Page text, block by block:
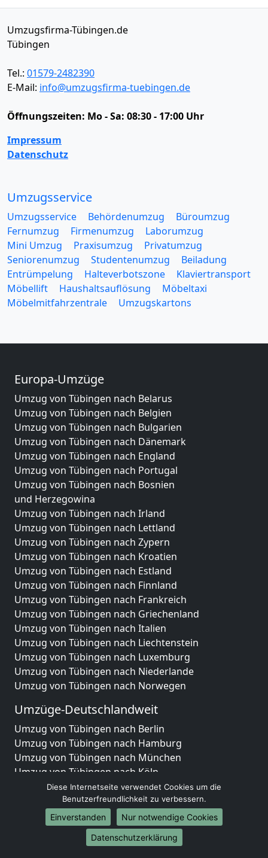
Umzugsfirma-Tübingen.de
Tübingen
Tel.: 01579-2482390
E-Mail: info@umzugsfirma-tuebingen.de
Öffnungszeiten: Mo - Sa: 08:30 - 17:00 Uhr
Impressum
Datenschutz
Umzugsservice
Umzugsservice Behördenumzug
Büroumzug
Fernumzug
Firmenumzug
Laborumzug
Mini Umzug
Praxisumzug
Privatumzug
Seniorenumzug
Studentenumzug
Beiladung
Entrümpelung
Halteverbotszone
Klaviertransport
Möbellift
Haushaltsauflösung
Möbeltaxi
Möbelmitfahrzentrale
Umzugskartons
Europa-Umzüge
Umzug von Tübingen nach Belarus
Umzug von Tübingen nach Belgien
Umzug von Tübingen nach Bulgarien
Umzug von Tübingen nach Dänemark
Umzug von Tübingen nach England
Umzug von Tübingen nach Portugal
Umzug von Tübingen nach Bosnien
und Herzegowina
Umzug von Tübingen nach Irland
Umzug von Tübingen nach Lettland
Umzug von Tübingen nach Zypern
Umzug von Tübingen nach Kroatien
Umzug von Tübingen nach Estland
Umzug von Tübingen nach Finnland
Umzug von Tübingen nach Frankreich
Umzug von Tübingen nach Griechenland
Umzug von Tübingen nach Italien
Umzug von Tübingen nach Liechtenstein
Umzug von Tübingen nach Luxemburg
Umzug von Tübingen nach Niederlande
Umzug von Tübingen nach Norwegen
Umzüge-Deutschlandweit
Umzug von Tübingen nach Berlin
Umzug von Tübingen nach Hamburg
Umzug von Tübingen nach München
Umzug von Tübingen nach Köln
Umzug von Tübingen nach Frankfurt am Main
Umzug von Tübingen nach Stuttgart
Umzug von Tübingen nach Düsseldorf
Umzug von Tübingen nach Leipzig
Umzug von Tübingen nach Dortmund
Diese Internetseite verwendet Cookies um die
Benutzerfreundlichkeit zu verbessern.
Einverstanden
Nur notwendige Cookies
Datenschutzerklärung